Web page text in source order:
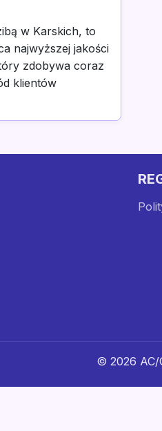
w Karskich, to
najwyższej jakości
zdobywa coraz
klientów
© 2026 AC/